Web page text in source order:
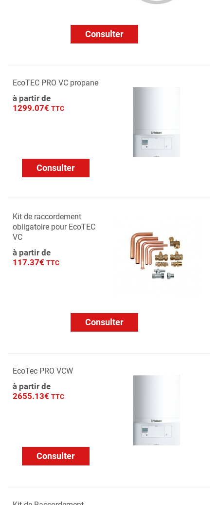
Consulter
EcoTEC PRO VC propane
à partir de
1299.07€ TTC
Consulter
Kit de raccordement
obligatoire pour EcoTEC
VC
à partir de
117.37€ TTC
Consulter
EcoTec PRO VCW
à partir de
2655.13€ TTC
Consulter